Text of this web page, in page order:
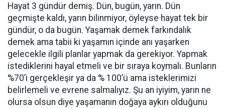
Hayat 3 gündür demiş. Dün, bugün, yarın. Dün
geçmişte kaldı, yarın bilinmiyor, öyleyse hayat tek bir
gündür, o da bugün. Yaşamak demek farkındalık
demek ama tabii ki yaşamın içinde anı yaşarken
gelecekle ilgili planlar yapmak da gerekiyor. Yapmak
istediklerini hayal etmeli ve bir sıraya koymalı. Bunların
%70’i gerçekleşir ya da % 100’ü ama isteklerimizi
belirlemeli ve evrene salmalıyız. Şu an iyiyim, yarın ne
olursa olsun diye yaşamanın doğaya aykırı olduğunu